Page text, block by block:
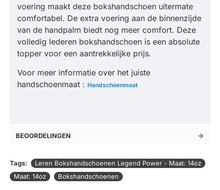
voering maakt deze bokshandschoen uitermate
comfortabel. De extra voering aan de binnenzijde
van de handpalm biedt nog meer comfort. Deze
volledig lederen bokshandschoen is een absolute
topper voor een aantrekkelijke prijs.
Voor meer informatie over het juiste
handschoenmaat : Handschoenmaat
BEOORDELINGEN
Tags:
Leren Bokshandschoenen Legend Power - Maat: 14oz
Maat: 14oz
Bokshandschoenen